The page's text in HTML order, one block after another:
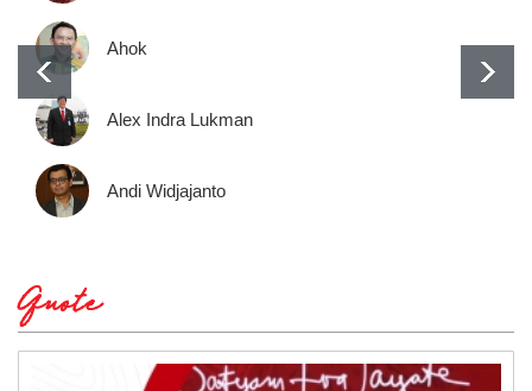
Ahok
Alex Indra Lukman
Andi Widjajanto
Quote